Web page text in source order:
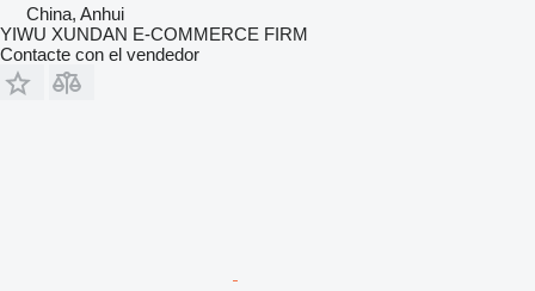
China, Anhui
YIWU XUNDAN E-COMMERCE FIRM
Contacte con el vendedor